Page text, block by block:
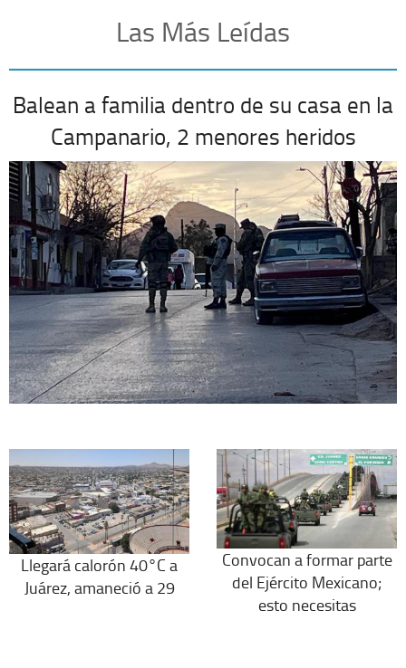
Las Más Leídas
Balean a familia dentro de su casa en la
Campanario, 2 menores heridos
Llegará calorón 40°C a
Juárez, amaneció a 29
Convocan a formar parte
del Ejército Mexicano;
esto necesitas